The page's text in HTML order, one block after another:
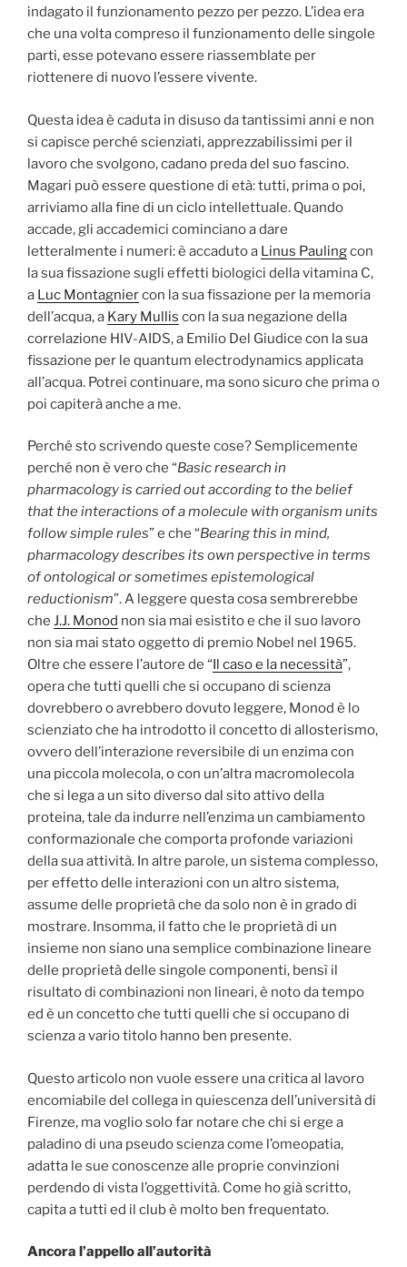
indagato il funzionamento pezzo per pezzo. L’idea era
che una volta compreso il funzionamento delle singole
parti, esse potevano essere riassemblate per
riottenere di nuovo l’essere vivente.
Questa idea è caduta in disuso da tantissimi anni e non
si capisce perché scienziati, apprezzabilissimi per il
lavoro che svolgono, cadano preda del suo fascino.
Magari può essere questione di età: tutti, prima o poi,
arriviamo alla fine di un ciclo intellettuale. Quando
accade, gli accademici cominciano a dare
letteralmente i numeri: è accaduto a Linus Paulingcon
la sua fissazione sugli effetti biologici della vitamina C,
a Luc Montagniercon la sua fissazione per la memoria
dell’acqua, a Kary Mullis con la sua negazione della
correlazione HIV-AIDS, a Emilio Del Giudice con la sua
fissazione per le quantum electrodynamics applicata
all’acqua. Potrei continuare, ma sono sicuro che prima o
poi capiterà anche a me.
Perché sto scrivendo queste cose? Semplicemente
perché non è vero che “Basic research in
pharmacology is carried out according to the belief
that the interactions of a molecule with organism units
follow simple rules” e che “Bearing this in mind,
pharmacology describes its own perspective in terms
of ontological or sometimes epistemological
reductionism”. A leggere questa cosa sembrerebbe
che J.J. Monod non sia mai esistito e che il suo lavoro
non sia mai stato oggetto di premio Nobel nel 1965.
Oltre che essere l’autore de “ Il caso e la necessità”,
opera che tutti quelli che si occupano di scienza
dovrebbero o avrebbero dovuto leggere, Monod è lo
scienziato che ha introdotto il concetto di allosterismo,
ovvero dell’interazione reversibile di un enzima con
una piccola molecola, o con un’altra macromolecola
che si lega a un sito diverso dal sito attivo della
proteina, tale da indurre nell’enzima un cambiamento
conformazionale che comporta profonde variazioni
della sua attività. In altre parole, un sistema complesso,
per effetto delle interazioni con un altro sistema,
assume delle proprietà che da solo non è in grado di
mostrare. Insomma, il fatto che le proprietà di un
insieme non siano una semplice combinazione lineare
delle proprietà delle singole componenti, bensì il
risultato di combinazioni non lineari, è noto da tempo
ed è un concetto che tutti quelli che si occupano di
scienza a vario titolo hanno ben presente.
Questo articolo non vuole essere una critica al lavoro
encomiabile del collega in quiescenza dell’università di
Firenze, ma voglio solo far notare che chi si erge a
paladino di una pseudo scienza come l’omeopatia,
adatta le sue conoscenze alle proprie convinzioni
perdendo di vista l’oggettività. Come ho già scritto,
capita a tutti ed il club è molto ben frequentato.
Ancora l’appello all’autorità